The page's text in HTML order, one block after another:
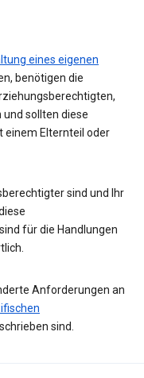
eines eigenen
benötigen die
sollten diese
einem Elternteil oder
sind und Ihr
für die Handlungen
Anforderungen an
sind.